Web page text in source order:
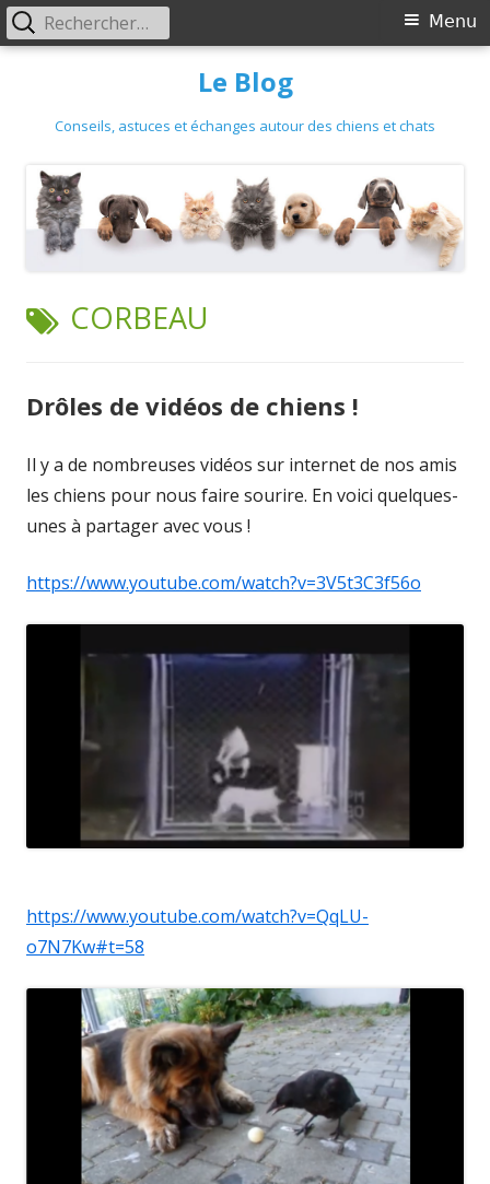
content
Le Blog
Conseils, astuces et échanges autour des chiens et chats
Primary
Menu
Menu
Rechercher :
TAG:
CORBEAU
Drôles de vidéos de chiens !
Il y a de nombreuses vidéos sur internet de nos amis
les chiens pour nous faire sourire. En voici quelques-
unes à partager avec vous !
https://www.youtube.com/watch?v=3V5t3C3f56o
https://www.youtube.com/watch?v=QqLU-
o7N7Kw#t=58